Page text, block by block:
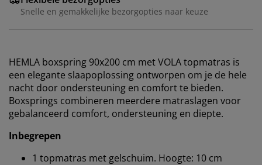
Snelle en gemakkelijke bezorgopties naar keuze
HEMLA boxspring 90x200 cm met VOLA topmatras is
een elegante slaapoplossing ontworpen om je de hele
nacht door ondersteuning en comfort te bieden.
Boxsprings combineren meerdere matraslagen voor
gebalanceerd comfort, ondersteuning en diepte.
Inbegrepen
1 topmatras met gelschuim. Hoogte: 10 cm